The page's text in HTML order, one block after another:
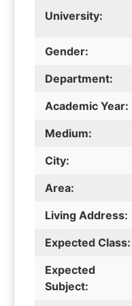
University:
Gender:
Department:
Academic Year:
Medium:
City:
Area:
Living Address:
Expected Class:
Expected
Subject: